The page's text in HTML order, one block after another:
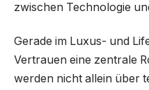
zwischen Technologie
Gerade im Luxus- und
Vertrauen eine zentrale
werden nicht allein über